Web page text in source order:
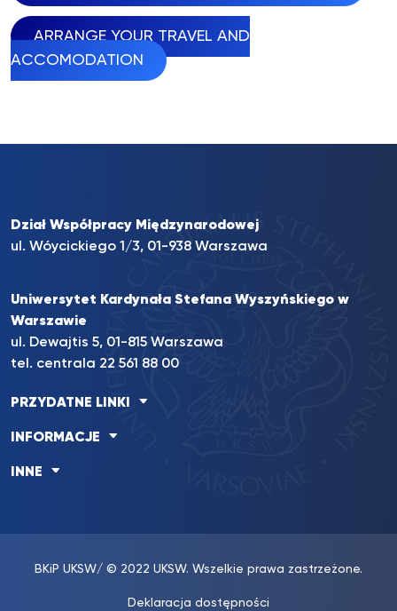
ARRANGE YOUR TRAVEL AND
ACCOMODATION
Dział Współpracy Międzynarodowej
ul. Wóycickiego 1/3, 01-938 Warszawa
Uniwersytet Kardynała Stefana Wyszyńskiego w
Warszawie
ul. Dewajtis 5, 01-815 Warszawa
tel. centrala 22 561 88 00
PRZYDATNE LINKI
INFORMACJE
INNE
BKiP UKSW/ © 2022 UKSW. Wszelkie prawa zastrzeżone.
Deklaracja dostępności